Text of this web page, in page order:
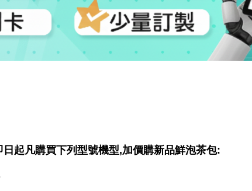
日起凡購買下列型號機型,加價購新品鮮泡茶包: